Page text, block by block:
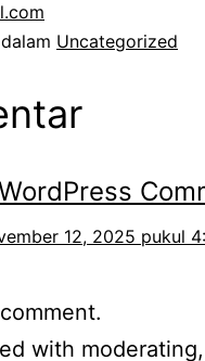
Uncategorized
12, 2025 pukul
with